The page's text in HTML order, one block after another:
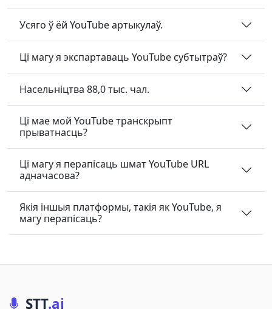
Усяго ў ёй YouTube артыкулаў.
Ці магу я экспартаваць YouTube субтытраў?
Насельніцтва 88,0 тыс. чал.
Ці мае мой YouTube транскрыпт
прыватнасць?
Ці магу я перапісаць шмат YouTube URL
адначасова?
Якія іншыя платформы, такія як YouTube, я
магу перапісаць?
STT.ai